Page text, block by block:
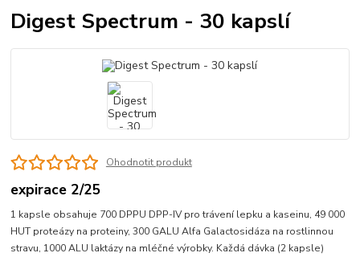
Digest Spectrum - 30 kapslí
Ohodnotit produkt
expirace 2/25
1 kapsle obsahuje 700 DPPU DPP-IV pro trávení lepku a kaseinu, 49 000
HUT proteázy na proteiny, 300 GALU Alfa Galactosidáza na rostlinnou
stravu, 1000 ALU laktázy na mléčné výrobky. Každá dávka (2 kapsle)